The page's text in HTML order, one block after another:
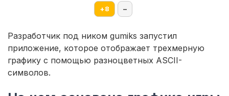
+8 –
Разработчик под ником gumiks запустил
приложение, которое отображает трехмерную
графику с помощью разноцветных ASCII-
символов.